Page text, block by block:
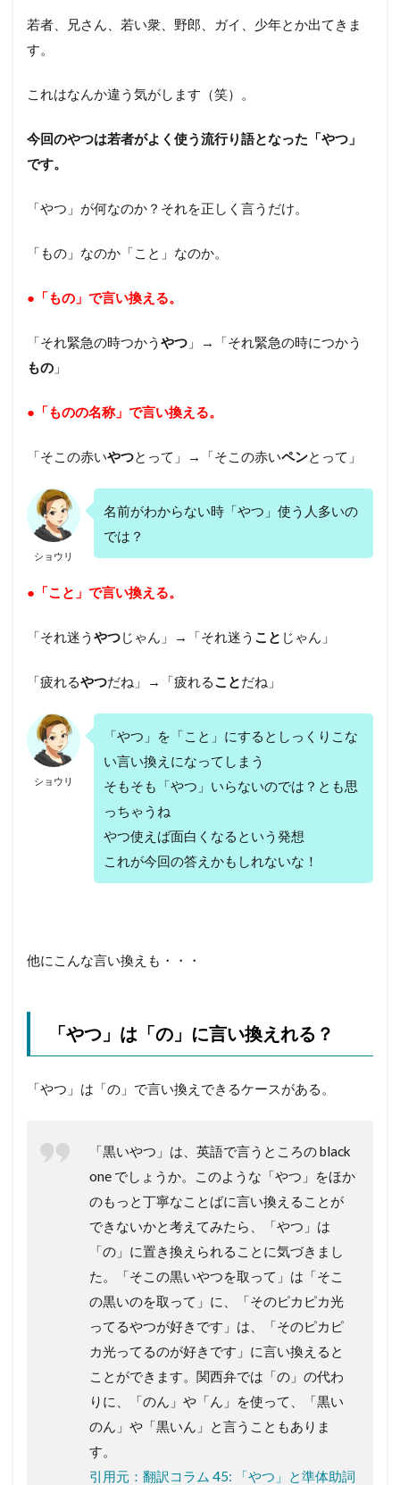
若者、兄さん、若い衆、野郎、ガイ、少年とか出てきま
す。
これはなんか違う気がします（笑）。
今回のやつは若者がよく使う流行り語となった「やつ」
です。
「やつ」が何なのか？それを正しく言うだけ。
「もの」なのか「こと」なのか。
●「もの」で言い換える。
「それ緊急の時つかう やつ 」→「それ緊急の時につかう
もの 」
●「ものの名称」で言い換える。
「そこの赤いやつとって」→「そこの赤いペンとって」
ショウリ
名前がわからない時「やつ」使う人多いの
では？
●「こと」で言い換える。
「それ迷う やつじゃん」→「それ迷う こと じゃん」
「疲れるやつだね」→「疲れることだね」
ショウリ
「やつ」を「こと」にするとしっくりこな
い言い換えになってしまう
そもそも「やつ」いらないのでは？とも思
っちゃうね
やつ使えば面白くなるという発想
これが今回の答えかもしれないな！
他にこんな言い換えも・・・
「やつ」は「の」に言い換えれる？
「やつ」は「の」で言い換えできるケースがある。
「黒いやつ」は、英語で言うところの black
one でしょうか。このような「やつ」をほか
のもっと丁寧なことばに言い換えることが
できないかと考えてみたら、「やつ」は
「の」に置き換えられることに気づきまし
た。「そこの黒いやつを取って」は「そこ
の黒いのを取って」に、「そのピカピカ光
ってるやつが好きです」は、「そのピカピ
カ光ってるのが好きです」に言い換えると
ことができます。関西弁では「の」の代わ
りに、「のん」や「ん」を使って、「黒い
のん」や「黒いん」と言うこともありま
す。
引用元：翻訳コラム 45: 「やつ」と準体助詞